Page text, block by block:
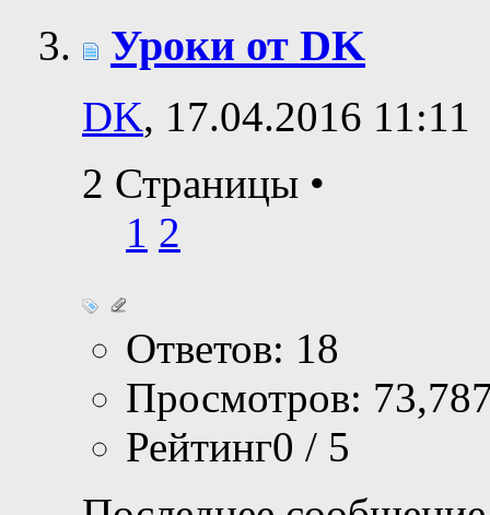
Уроки от DK
DK, 17.04.2016 11:11
2 Страницы •
1 2
Ответов: 18
Просмотров:
Рейтинг0 / 5